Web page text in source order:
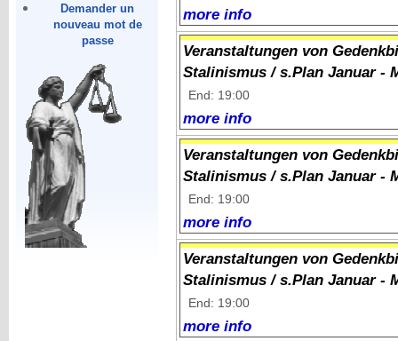
Demander un
nouveau mot de
passe
more info
Veranstaltungen von
Stalinismus / s.Plan Januar -
End: 19:00
more info
Veranstaltungen von
Stalinismus / s.Plan Januar -
End: 19:00
more info
Veranstaltungen von
Stalinismus / s.Plan Januar -
End: 19:00
more info